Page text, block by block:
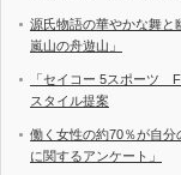
源氏物語の華やかな舞と
嵐山の舟遊山」
「セイコー 5スポーツ
スタイル提案
働く女性の約70％が自
に関するアンケート」